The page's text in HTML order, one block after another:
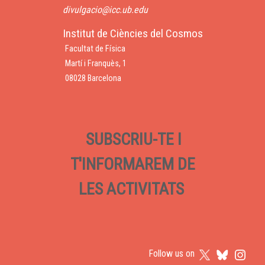
divulgacio@icc.ub.edu
Institut de Ciències del Cosmos
Facultat de Física
Martí i Franquès, 1
08028 Barcelona
SUBSCRIU-TE I
T'INFORMAREM DE
LES ACTIVITATS
Follow us on